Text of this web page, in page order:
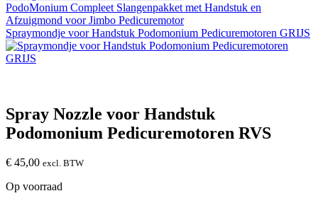
PodoMonium Compleet Slangenpakket met Handstuk en
Afzuigmond voor Jimbo Pedicuremotor
Spraymondje voor Handstuk Podomonium Pedicuremotoren GRIJS
Spray Nozzle voor Handstuk
Podomonium Pedicuremotoren RVS
€ 45,00 excl. BTW
Op voorraad